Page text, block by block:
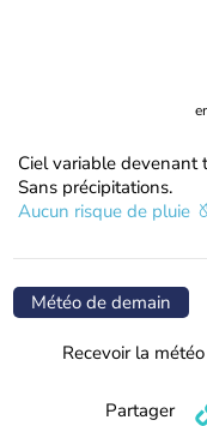
Ciel variable devenant
Sans précipitations.
Aucun risque de pluie
Météo de demain
Recevoir la
Partager